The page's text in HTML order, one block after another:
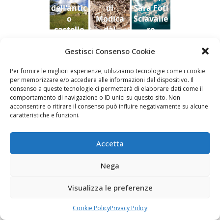
Gestisci Consenso Cookie
Per fornire le migliori esperienze, utilizziamo tecnologie come i cookie
per memorizzare e/o accedere alle informazioni del dispositivo. Il
consenso a queste tecnologie ci permetterà di elaborare dati come il
comportamento di navigazione o ID unici su questo sito. Non
acconsentire o ritirare il consenso può influire negativamente su alcune
caratteristiche e funzioni.
Accetta
Nega
Visualizza le preferenze
Cookie PolicyPrivacy Policy
dell'antic
o
castello
(Enna),
Bottaro
di
Modica
dal
della
Giacomo
Vespo
Sara Foti
Sciavalie
re
Le Stanze di Arte e Luoghi | Albergo diffuso
della Cultura
abilitare questo contenuto